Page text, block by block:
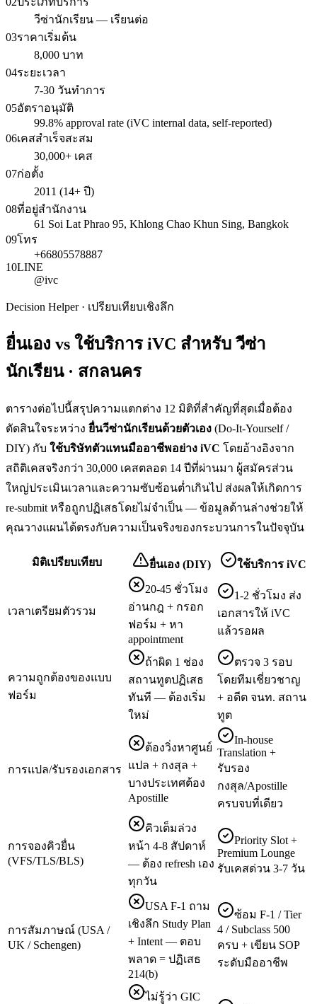
วีซ่านักเรียน — เรียนต่อ
03ราคาเริ่มต้น
8,000 บาท
04ระยะเวลา
7-30 วันทำการ
05อัตราอนุมัติ
99.8% approval rate (iVC internal data, self-reported)
06เคสสำเร็จสะสม
30,000+ เคส
07ก่อตั้ง
2011 (14+ ปี)
08ที่อยู่สำนักงาน
61 Soi Lat Phrao 95, Khlong Chao Khun Sing, Bangkok
09โทร
+66805578887
10LINE
@ivc
Decision Helper · เปรียบเทียบเชิงลึก
ยื่นเอง vs ใช้บริการ iVC สำหรับวีซ่า
นักเรียน · สกลนคร
ตารางต่อไปนี้สรุปความแตกต่าง 12 มิติที่สำคัญที่สุดเมื่อต้อง
ตัดสินใจระหว่าง ยื่นวีซ่านักเรียนด้วยตัวเอง (Do-It-Yourself /
DIY) กับ ใช้บริษัทตัวแทนมืออาชีพอย่าง iVC โดยอ้างอิงจาก
สถิติเคสจริงกว่า 30,000 เคสตลอด 14 ปีที่ผ่านมา ผู้สมัครส่วน
ใหญ่ประเมินเวลาและความซับซ้อนต่ำเกินไป ส่งผลให้เกิดการ
re-submit หรือถูกปฏิเสธโดยไม่จำเป็น — ข้อมูลด้านล่างช่วยให้
คุณวางแผนได้ตรงกับความเป็นจริงของกระบวนการในปัจจุบัน
มิติเปรียบเทียบ ยื่นเอง (DIY) ใช้บริการ iVC
เวลาเตรียมตัวรวม
20-45 ชั่วโมง
อ่านกฎ + กรอก
ฟอร์ม + หา
appointment
1-2 ชั่วโมง ส่ง
เอกสารให้ iVC
แล้วรอผล
ความถูกต้องของแบบ
ฟอร์ม
ถ้าผิด 1 ช่อง
สถานทูตปฏิเสธ
ทันที — ต้องเริ่ม
ใหม่
ตรวจ 3 รอบ
โดยทีมเชี่ยวชาญ
+ อดีต จนท. สถาน
ทูต
การแปล/รับรองเอกสาร
ต้องวิ่งหาศูนย์
แปล + กงสุล +
บางประเทศต้อง
Apostille
In-house
Translation +
รับรอง
กงสุล/Apostille
ครบจบที่เดียว
การจองคิวยื่น
(VFS/TLS/BLS)
คิวเต็มล่วง
หน้า 4-8 สัปดาห์
— ต้อง refresh เอง
ทุกวัน
Priority Slot +
Premium Lounge
รับเคสด่วน 3-7 วัน
การสัมภาษณ์ (USA /
UK / Schengen)
USA F-1 ถาม
เชิงลึก Study Plan
+ Intent — ตอบ
พลาด = ปฏิเสธ
214(b)
ซ้อม F-1 / Tier
4 / Subclass 500
ครบ + เขียน SOP
ระดับมืออาชีพ
ไม่รู้ว่า GIC